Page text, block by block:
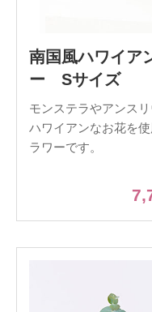
南国風ハワイア
ー Sサイズ
モンステラやアンス
ハワイアンなお花を
ラワーです。